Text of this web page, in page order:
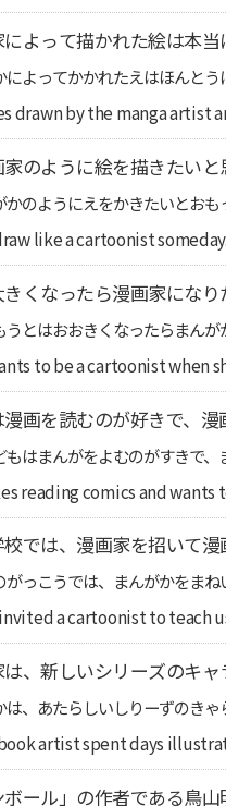
よって描かれた絵は本当
よってかかれたえはほんとう
drawn by the manga artist
のように絵を描きたいと
かのようにえをかきたいとおも
like a cartoonist someday.
くなったら漫画家になり
とはおおきくなったらまんが
to be a cartoonist when
画を読むのが好きで、漫
はまんがをよむのがすきで、
reading comics and wants
では、漫画家を招いて漫
がっこうでは、まんがかをま
a cartoonist to teach
、新しいシリーズのキ
は、あたらしいしりーずのき
artist spent days
ボール」の作者である鳥